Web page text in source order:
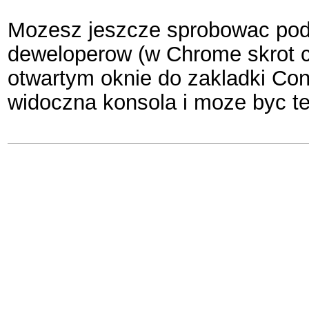
Mozesz jeszcze sprobowac
deweloperow (w Chrome skrot
otwartym oknie do zakladki
widoczna konsola i moze byc